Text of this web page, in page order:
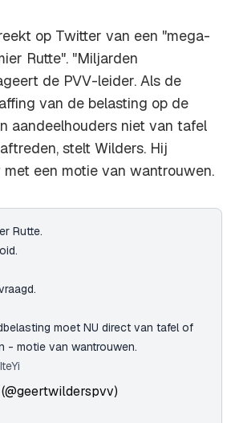
op Twitter van een "mega-
Rutte". "Miljarden
de PVV-leider. Als de
van de belasting op de
aandeelhouders niet van tafel
stelt Wilders. Hij
een motie van wantrouwen.
Rutte.
moet NU direct van tafel of
- motie van wantrouwen.